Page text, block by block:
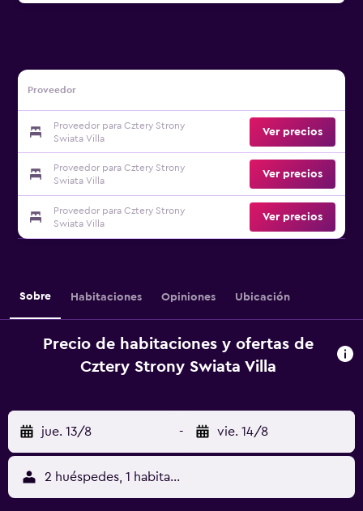
Proveedor
Proveedor para Cztery Strony
Swiata Villa
Ver precios
Proveedor para Cztery Strony
Swiata Villa
Ver precios
Proveedor para Cztery Strony
Swiata Villa
Ver precios
Sobre Habitaciones Opiniones Ubicación
Precio de habitaciones y ofertas de
Cztery Strony Swiata Villa
jue. 13/8 - vie. 14/8
2 huéspedes, 1 habitación